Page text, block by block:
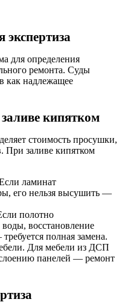
экспертиза
для определения
ремонта. Суды
как надлежащее
кипятком
стоимость просушки,
При заливе кипятком
ламинат
его нельзя высушить —
полотно
восстановление
полная замена.
Для мебели из ДСП
панелей — ремонт